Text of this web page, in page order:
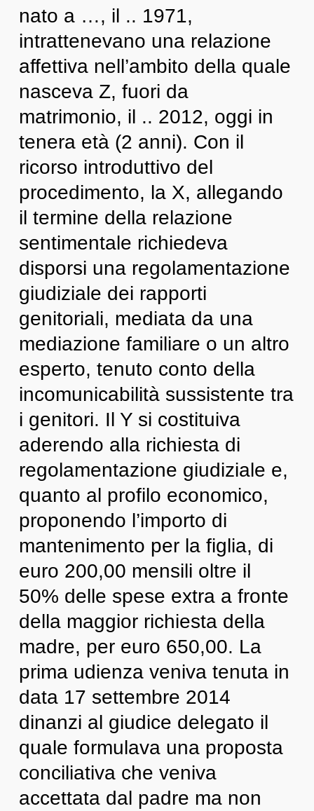
nato a …, il .. 1971,
intrattenevano una relazione
affettiva nell’ambito della quale
nasceva Z, fuori da
matrimonio, il .. 2012, oggi in
tenera età (2 anni). Con il
ricorso introduttivo del
procedimento, la X, allegando
il termine della relazione
sentimentale richiedeva
disporsi una regolamentazione
giudiziale dei rapporti
genitoriali, mediata da una
mediazione familiare o un altro
esperto, tenuto conto della
incomunicabilità sussistente tra
i genitori. Il Y si costituiva
aderendo alla richiesta di
regolamentazione giudiziale e,
quanto al profilo economico,
proponendo l’importo di
mantenimento per la figlia, di
euro 200,00 mensili oltre il
50% delle spese extra a fronte
della maggior richiesta della
madre, per euro 650,00. La
prima udienza veniva tenuta in
data 17 settembre 2014
dinanzi al giudice delegato il
quale formulava una proposta
conciliativa che veniva
accettata dal padre ma non